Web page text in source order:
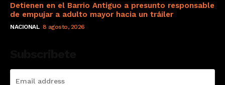
Detienen en el Barrio Antiguo a presunto responsable
de empujar a adulto mayor hacia un tráiler
NACIONAL 8 agosto, 2026